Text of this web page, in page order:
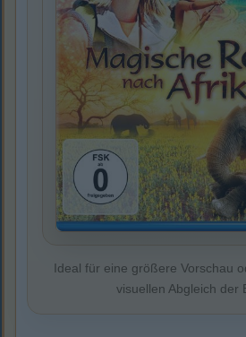
Ideal für eine größere Vorschau
visuellen Abgleich der